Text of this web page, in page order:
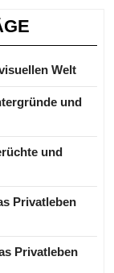
Welt
und
und
Privatleben
Privatleben